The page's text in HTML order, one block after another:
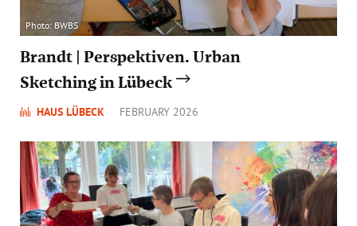
Photo: BWBS
Brandt | Perspektiven. Urban
Sketching in Lübeck
HAUS LÜBECK FEBRUARY 2026